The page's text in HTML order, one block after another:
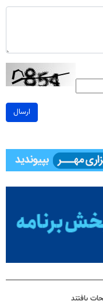
ارسال